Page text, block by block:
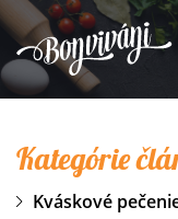
Kategórie
Kváskové